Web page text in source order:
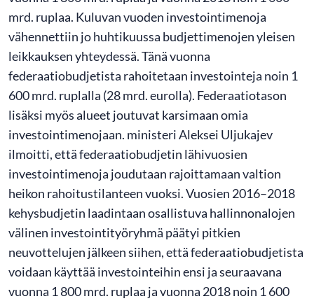
mrd. ruplaa. Kuluvan vuoden investointimenoja
vähennettiin jo huhtikuussa budjettimenojen yleisen
leikkauksen yhteydessä. Tänä vuonna
federaatiobudjetista rahoitetaan investointeja noin 1
600 mrd. ruplalla (28 mrd. eurolla). Federaatiotason
lisäksi myös alueet joutuvat karsimaan omia
investointimenojaan. ministeri Aleksei Uljukajev
ilmoitti, että federaatiobudjetin lähivuosien
investointimenoja joudutaan rajoittamaan valtion
heikon rahoitustilanteen vuoksi. Vuosien 2016–2018
kehysbudjetin laadintaan osallistuva hallinnonalojen
välinen investointityöryhmä päätyi pitkien
neuvottelujen jälkeen siihen, että federaatiobudjetista
voidaan käyttää investointeihin ensi ja seuraavana
vuonna 1 800 mrd. ruplaa ja vuonna 2018 noin 1 600